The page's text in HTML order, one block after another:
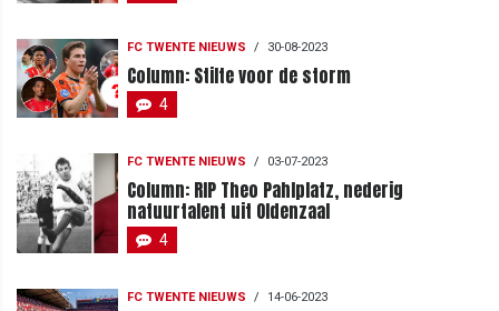
FC TWENTE NIEUWS / 30-08-2023
Column: Stilte voor de storm
4
FC TWENTE NIEUWS / 03-07-2023
Column: RIP Theo Pahlplatz, nederig
natuurtalent uit Oldenzaal
4
FC TWENTE NIEUWS / 14-06-2023